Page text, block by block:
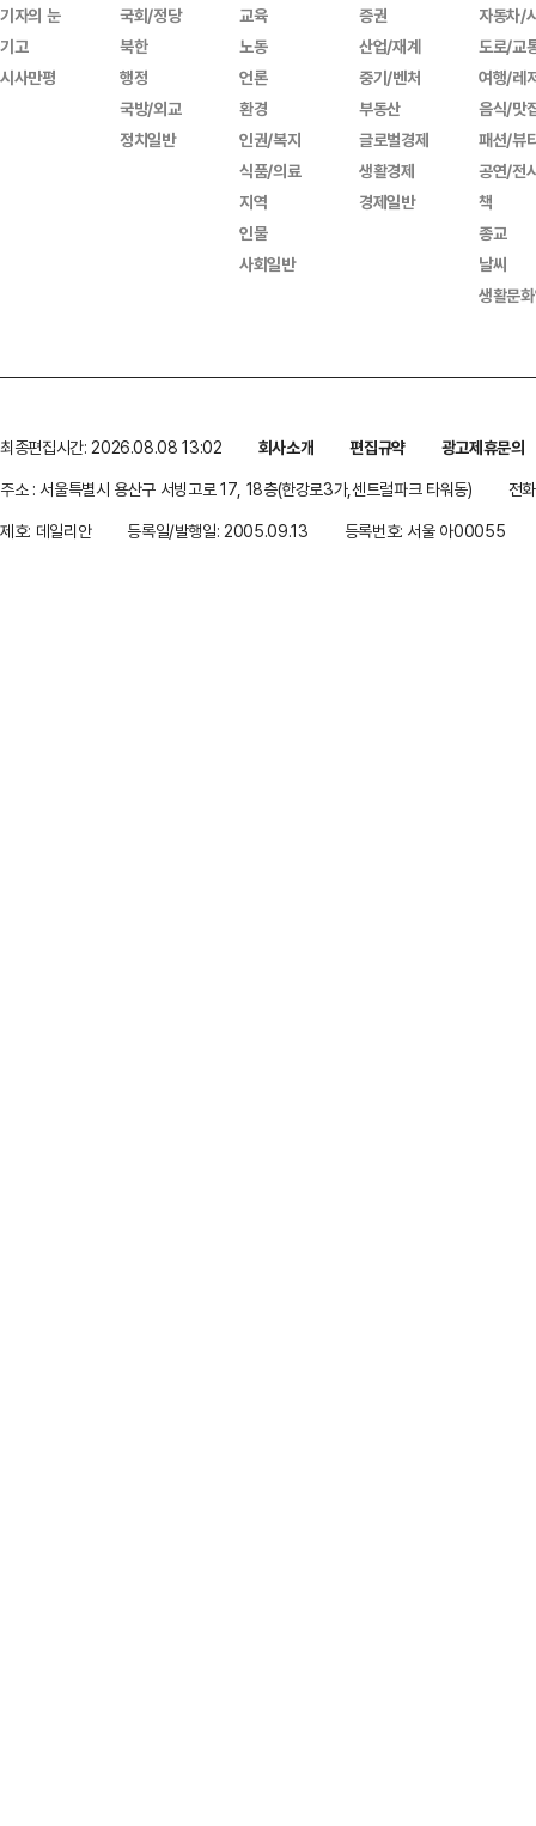
기자의 눈
기고
시사만평
국회/정당
북한
행정
국방/외교
정치일반
교육
노동
언론
환경
인권/복지
식품/의료
지역
인물
사회일반
증권
산업/재계
중기/벤처
부동산
글로벌경제
생활경제
경제일반
자동차/
도로/교
여행/레
음식/맛
패션/뷰
공연/전
책
종교
날씨
생활문
최종편집시간: 2026.08.08 13:02 회사소개 편집규약
광고제휴문의
주소 : 서울특별시 용산구 서빙고로 17, 18층(한강로3가,센트럴파크 타워동)
전
제호: 데일리안
등록일/발행일: 2005.09.13 등록번호: 서울 아00055